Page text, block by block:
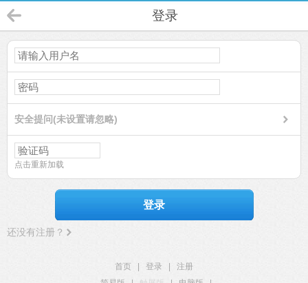
登录
安全提问(未设置请忽略)
点击重新加载
登录
还没有注册？
首页 登录
注册